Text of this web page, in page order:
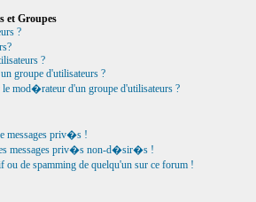
et Groupes
?
?
groupe d'utilisateurs ?
mod�rateur d'un groupe d'utilisateurs ?
messages priv�s !
messages priv�s non-d�sir�s !
de spamming de quelqu'un sur ce forum !